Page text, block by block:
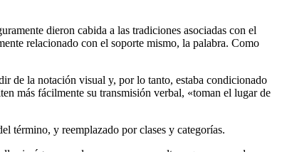
dieron cabida a las tradiciones asociadas con el
relacionado con el soporte mismo, la palabra. Como
de la notación visual y, por lo tanto, estaba condicionado
más fácilmente su transmisión verbal, «toman el lugar de
término, y reemplazado por clases y categorías.